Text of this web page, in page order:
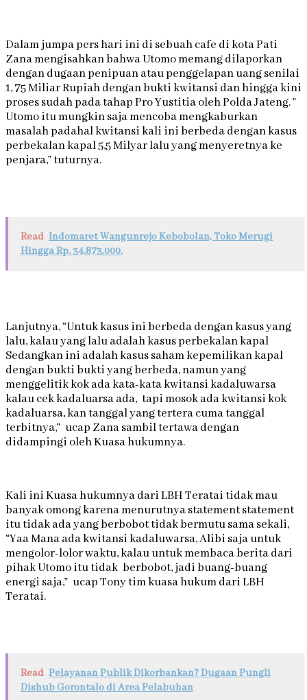
Dalam jumpa pers hari ini di sebuah cafe di kota Pati
Zana mengisahkan bahwa Utomo memang dilaporkan
dengan dugaan penipuan atau penggelapan uang senilai
1, 75 Miliar Rupiah dengan bukti kwitansi dan hingga kini
proses sudah pada tahap Pro Yustitia oleh Polda Jateng. ”
Utomo itu mungkin saja mencoba mengkaburkan
masalah padahal kwitansi kali ini berbeda dengan kasus
perbekalan kapal 5,5 Milyar lalu yang menyeretnya ke
penjara,” tuturnya.
Read Indomaret Wangunrejo Kebobolan, Toko Merugi
Hingga Rp. 34.873.000.
Lanjutnya, “Untuk kasus ini berbeda dengan kasus yang
lalu, kalau yang lalu adalah kasus perbekalan kapal
Sedangkan ini adalah kasus saham kepemilikan kapal
dengan bukti bukti yang berbeda, namun yang
menggelitik kok ada kata-kata kwitansi kadaluwarsa
kalau cek kadaluarsa ada, tapi mosok ada kwitansi kok
kadaluarsa, kan tanggal yang tertera cuma tanggal
terbitnya,” ucap Zana sambil tertawa dengan
didampingi oleh Kuasa hukumnya.
Kali ini Kuasa hukumnya dari LBH Teratai tidak mau
banyak omong karena menurutnya statement statement
itu tidak ada yang berbobot tidak bermutu sama sekali,
“Yaa Mana ada kwitansi kadaluwarsa, Alibi saja untuk
mengolor-lolor waktu, kalau untuk membaca berita dari
pihak Utomo itu tidak berbobot, jadi buang-buang
energi saja,” ucap Tony tim kuasa hukum dari LBH
Teratai.
Read Pelayanan Publik Dikorbankan? Dugaan Pungli
Dishub Gorontalo di Area Pelabuhan